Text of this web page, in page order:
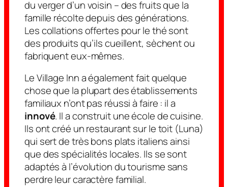
du verger d’un voisin – des fruits que la
famille récolte depuis des générations.
Les collations offertes pour le thé sont
des produits qu’ils cueillent, sèchent ou
fabriquent eux-mêmes.
Le Village Inn a également fait quelque
chose que la plupart des établissements
familiaux n’ont pas réussi à faire : il a
innové. Il a construit une école de cuisine.
Ils ont créé un restaurant sur le toit (Luna)
qui sert de très bons plats italiens ainsi
que des spécialités locales. Ils se sont
adaptés à l’évolution du tourisme sans
perdre leur caractère familial.